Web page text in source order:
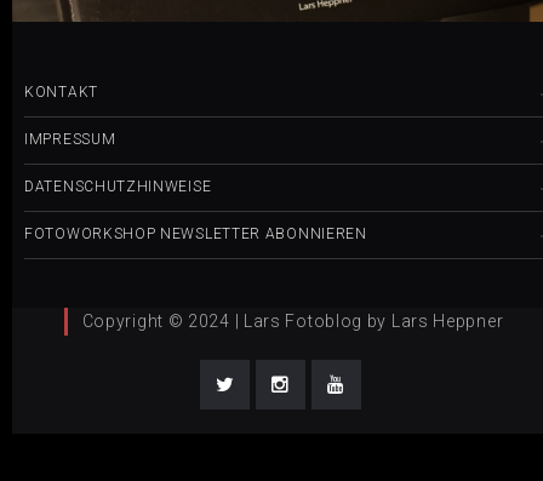
KONTAKT
IMPRESSUM
DATENSCHUTZHINWEISE
FOTOWORKSHOP NEWSLETTER ABONNIEREN
Copyright © 2024 | Lars Fotoblog by Lars Heppner